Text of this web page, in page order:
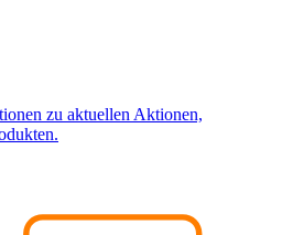
zu aktuellen Aktionen,